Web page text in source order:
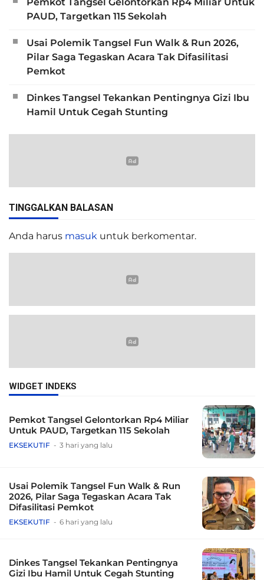
PAUD, Targetkan 115 Sekolah
Usai Polemik Tangsel Fun Walk & Run 2026,
Pilar Saga Tegaskan Acara Tak Difasilitasi
Pemkot
Dinkes Tangsel Tekankan Pentingnya Gizi Ibu
Hamil Untuk Cegah Stunting
TINGGALKAN BALASAN
Anda harus masuk untuk berkomentar.
WIDGET INDEKS
Pemkot Tangsel Gelontorkan Rp4 Miliar
Untuk PAUD, Targetkan 115 Sekolah
EKSEKUTIF 3 hari yang lalu
Usai Polemik Tangsel Fun Walk & Run
2026, Pilar Saga Tegaskan Acara Tak
Difasilitasi Pemkot
EKSEKUTIF 6 hari yang lalu
Dinkes Tangsel Tekankan Pentingnya
Gizi Ibu Hamil Untuk Cegah Stunting